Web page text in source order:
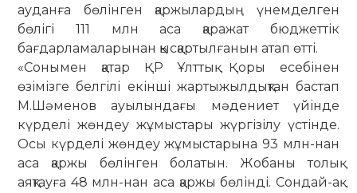
ауданға бөлінген қаржылардың үнемделген
бөлігі 111 млн аса қаражат бюджеттік
бағдарламаларынан қысқартылғанын атап өтті.
«Сонымен қатар ҚР Ұлттық Қоры есебінен
өзімізге белгілі екінші жартыжылдықтан бастап
М.Шәменов ауылындағы мәдениет үйінде
күрделі жөндеу жұмыстары жүргізілу үстінде.
Осы күрделі жөндеу жұмыстарына 93 млн-нан
аса қаржы бөлінген болатын. Жобаны толық
аяқтауға 48 млн-нан аса қаржы бөлінді. Сондай-ақ